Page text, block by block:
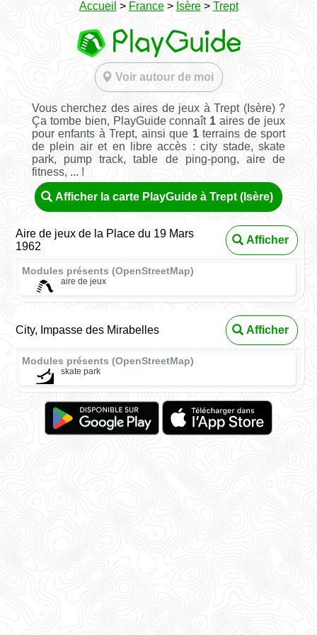
Accueil > France> Isère> Trept
Voir autour de moi
Vous cherchez des aires de jeux à Trept (Isère) ?
Ça tombe bien, PlayGuide connaît 1 aires de jeux
pour enfants à Trept, ainsi que 1terrains de sport
de plein air et en libre accès : city stade, skate
park, pump track, table de ping-pong, aire de
fitness, ... !
Afficher la carte PlayGuide à Trept (Isère)
Aire de jeux de la Place du 19 Mars
1962
Afficher
Modules présents (OpenStreetMap)
aire de jeux
City, Impasse des Mirabelles Afficher
Modules présents (OpenStreetMap)
skate park